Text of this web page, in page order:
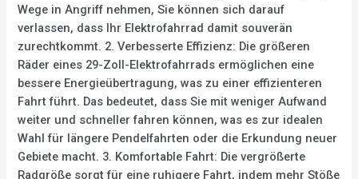
Wege in Angriff nehmen, Sie können sich darauf
verlassen, dass Ihr Elektrofahrrad damit souverän
zurechtkommt. 2. Verbesserte Effizienz: Die größeren
Räder eines 29-Zoll-Elektrofahrrads ermöglichen eine
bessere Energieübertragung, was zu einer effizienteren
Fahrt führt. Das bedeutet, dass Sie mit weniger Aufwand
weiter und schneller fahren können, was es zur idealen
Wahl für längere Pendelfahrten oder die Erkundung neuer
Gebiete macht. 3. Komfortable Fahrt: Die vergrößerte
Radgröße sorgt für eine ruhigere Fahrt, indem mehr Stöße